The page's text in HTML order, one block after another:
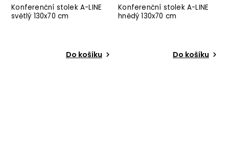
Konferenční stolek A-LINE
světlý 130x70 cm
Do košíku
Konferenční stolek A-LINE
hnědý 130x70 cm
Do košíku